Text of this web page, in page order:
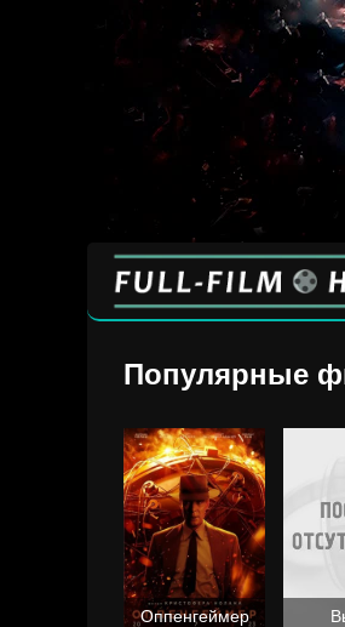
Популярные
Оппенгеймер